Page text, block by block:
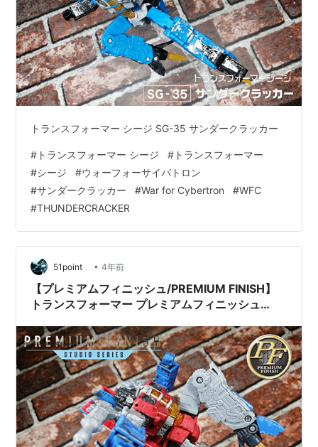
トランスフォーマー シージ SG-35 サンダークラッカー
# トランスフォーマー シージ # トランスフォーマー
#シージ #ウォーフォーサイバトロン
#サンダークラッカー #War for Cybertron #WFC
#THUNDERCRACKER
51point • 4年前
【プレミアムフィニッシュ/PREMIUM FINISH】
トランスフォーマー プレミアムフィニッシュ
ビュー